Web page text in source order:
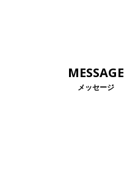
MESSAGE
メッセージ